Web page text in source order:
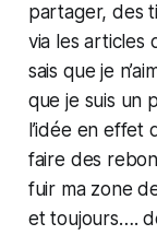
partager, des
via les articles
sais que je
que je suis un
l’idée en effet
faire des
fuir ma zone
et toujours….